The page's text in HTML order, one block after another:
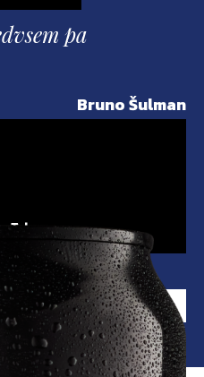
pa
Bruno Šulman
Natisni recept